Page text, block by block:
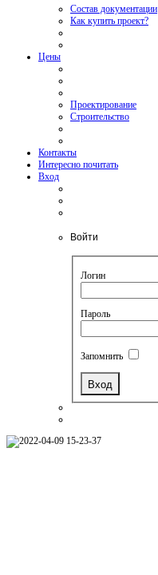
Состав документации
Как купить проект?
Цены
Проектирование
Строительство
Контакты
Интересно почитать
Вход
Войти
Логин
Пароль
Запомнить